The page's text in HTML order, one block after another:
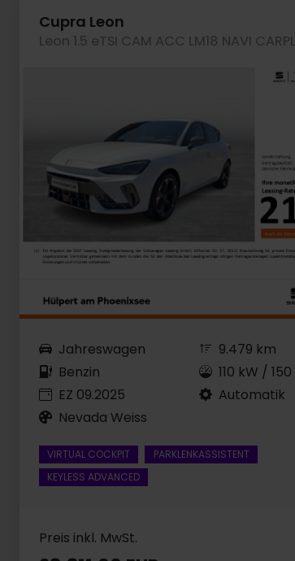
Cupra Leon
Jahreswagen
Benzin
EZ 09.2025
Nevada Weiss
9.479 km
110 kW / 150
Automatik
VIRTUAL COCKPIT
PARKLENKASSISTENT
KEYLESS ADVANCED
Preis inkl. MwSt.